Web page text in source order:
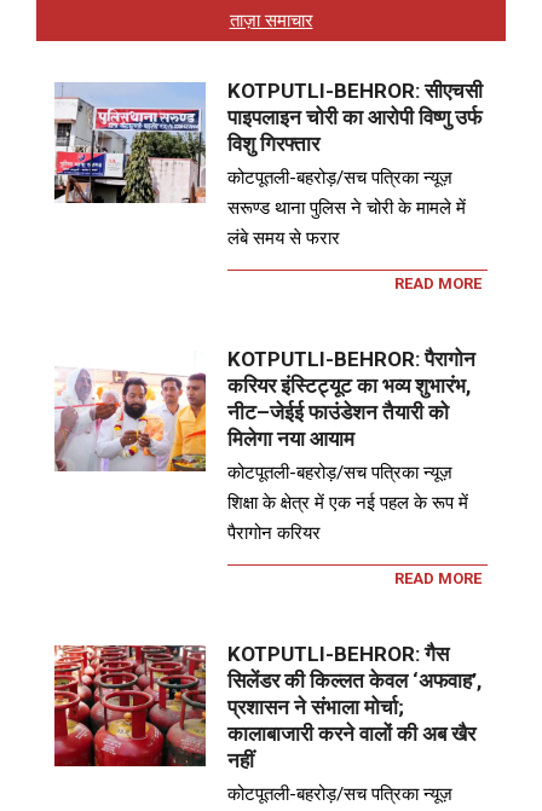
ताज़ा समाचार
KOTPUTLI-BEHROR: सीएचसी
पाइपलाइन चोरी का आरोपी विष्णु उर्फ
विशु गिरफ्तार
कोटपूतली-बहरोड़/सच पत्रिका न्यूज़
सरूण्ड थाना पुलिस ने चोरी के मामले में
लंबे समय से फरार
READ MORE
KOTPUTLI-BEHROR: पैरागोन
करियर इंस्टिट्यूट का भव्य शुभारंभ,
नीट–जेईई फाउंडेशन तैयारी को
मिलेगा नया आयाम
कोटपूतली-बहरोड़/सच पत्रिका न्यूज़
शिक्षा के क्षेत्र में एक नई पहल के रूप में
पैरागोन करियर
READ MORE
KOTPUTLI-BEHROR: गैस
सिलेंडर की किल्लत केवल ‘अफवाह’,
प्रशासन ने संभाला मोर्चा;
कालाबाजारी करने वालों की अब खैर
नहीं
कोटपूतली-बहरोड़/सच पत्रिका न्यूज़